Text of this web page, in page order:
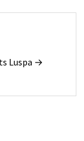
Luspa →